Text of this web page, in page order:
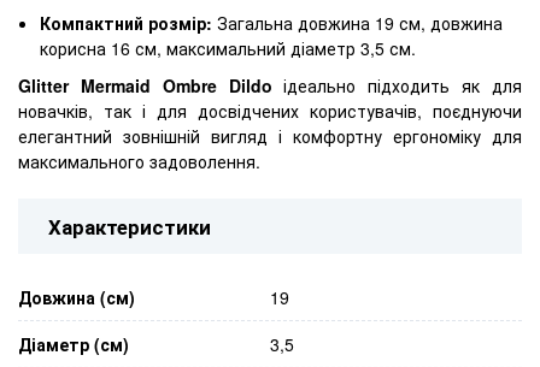
Компактний розмір: Загальна довжина 19 см, довжина
корисна 16 см, максимальний діаметр 3,5 см.
Glitter Mermaid Ombre Dildo ідеально підходить як для
новачків, так і для досвідчених користувачів, поєднуючи
елегантний зовнішній вигляд і комфортну ергономіку для
максимального задоволення.
Характеристики
Довжина (см)
19
Діаметр (см)
3,5